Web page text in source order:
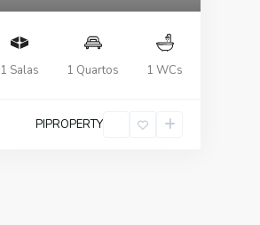
1 Salas 1 Quartos 1 WCs
PIPROPERTY